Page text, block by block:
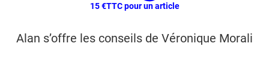
15 €TTC pour un article
Alan s’offre les conseils de Véronique Morali